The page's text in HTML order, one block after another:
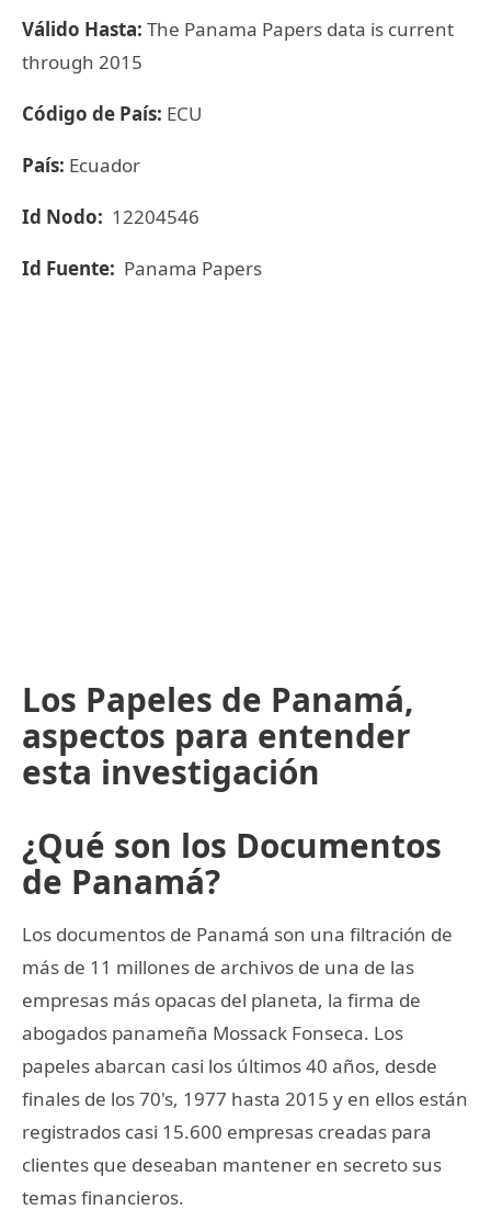
Válido Hasta: The Panama Papers data is current
through 2015
Código de País: ECU
País: Ecuador
Id Nodo: 12204546
Id Fuente: Panama Papers
Los Papeles de Panamá,
aspectos para entender
esta investigación
¿Qué son los Documentos
de Panamá?
Los documentos de Panamá son una filtración de
más de 11 millones de archivos de una de las
empresas más opacas del planeta, la firma de
abogados panameña Mossack Fonseca. Los
papeles abarcan casi los últimos 40 años, desde
finales de los 70's, 1977 hasta 2015 y en ellos están
registrados casi 15.600 empresas creadas para
clientes que deseaban mantener en secreto sus
temas financieros.